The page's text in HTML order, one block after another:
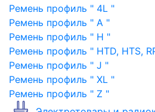
Ремень профиль " 4L "
Ремень профиль " A "
Ремень профиль " H "
Ремень профиль " HTD, HTS,
Ремень профиль " J "
Ремень профиль " XL "
Ремень профиль " Z "